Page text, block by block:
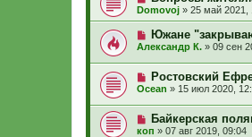
Domovoj » 25 май 2021,
Южане
Александр К. » 09 сен
Ростовский
Ocean » 15 июл 2020,
Байкерская
коп » 07 авг 2019, 09:04